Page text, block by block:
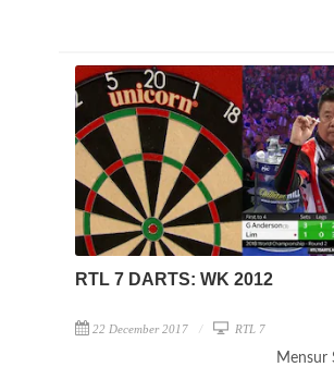
RTL 7 DARTS: WK 2012
22 December 2017 RTL 7
Mensur